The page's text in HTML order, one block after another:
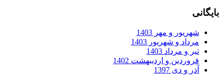
بایگانی
شهریور و مهر 1403
مرداد و شهریور 1403
تیر و مرداد 1403
فروردین و اردیبهشت 1402
آذر و دی 1397